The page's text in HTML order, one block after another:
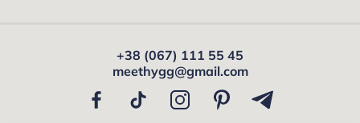
+38 (067) 111 55 45
meethygg@gmail.com